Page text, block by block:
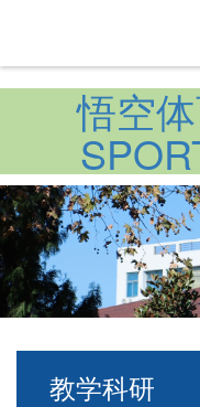
悟空
教学科研